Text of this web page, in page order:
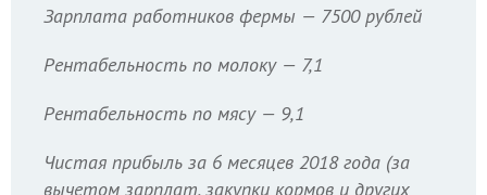
Зарплата работников фермы — 7500 рублей
Рентабельность по молоку — 7,1
Рентабельность по мясу — 9,1
Чистая прибыль за 6 месяцев 2018 года (за
вычетом зарплат, закупки кормов и других